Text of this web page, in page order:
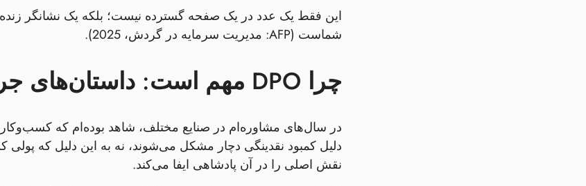
این فقط یک عدد در یک صفحه گسترده نیست؛ بلکه یک نشانگر
شماست (AFP: مدیریت سرمایه در گردش، 2025).
چرا DPO مهم است: داستان‌های جریان نقدی
در سال‌های مشاوره‌ام در صنایع مختلف، شاهد بوده‌ام که
نقش اصلی را در آن پادشاهی ایفا می‌کند.